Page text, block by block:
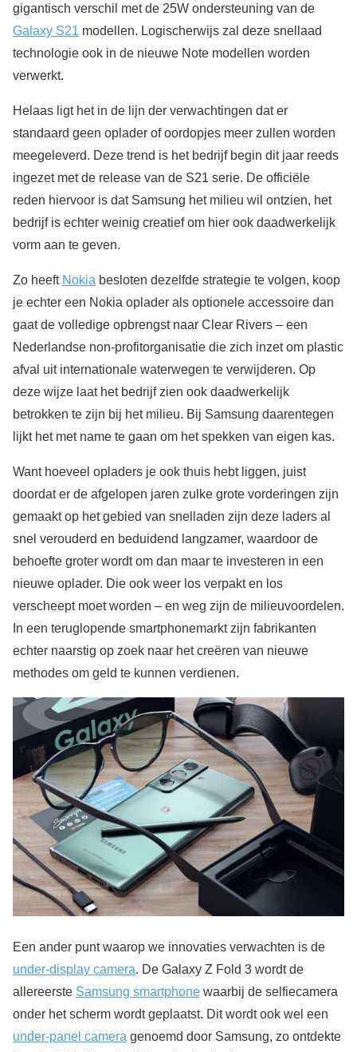
gigantisch verschil met de 25W ondersteuning van de
Galaxy S21 modellen. Logischerwijs zal deze snellaad
technologie ook in de nieuwe Note modellen worden
verwerkt.
Helaas ligt het in de lijn der verwachtingen dat er
standaard geen oplader of oordopjes meer zullen worden
meegeleverd. Deze trend is het bedrijf begin dit jaar reeds
ingezet met de release van de S21 serie. De officiële
reden hiervoor is dat Samsung het milieu wil ontzien, het
bedrijf is echter weinig creatief om hier ook daadwerkelijk
vorm aan te geven.
Zo heeft Nokia besloten dezelfde strategie te volgen, koop
je echter een Nokia oplader als optionele accessoire dan
gaat de volledige opbrengst naar Clear Rivers – een
Nederlandse non-profitorganisatie die zich inzet om plastic
afval uit internationale waterwegen te verwijderen. Op
deze wijze laat het bedrijf zien ook daadwerkelijk
betrokken te zijn bij het milieu. Bij Samsung daarentegen
lijkt het met name te gaan om het spekken van eigen kas.
Want hoeveel opladers je ook thuis hebt liggen, juist
doordat er de afgelopen jaren zulke grote vorderingen zijn
gemaakt op het gebied van snelladen zijn deze laders al
snel verouderd en beduidend langzamer, waardoor de
behoefte groter wordt om dan maar te investeren in een
nieuwe oplader. Die ook weer los verpakt en los
verscheept moet worden – en weg zijn de milieuvoordelen.
In een teruglopende smartphonemarkt zijn fabrikanten
echter naarstig op zoek naar het creëren van nieuwe
methodes om geld te kunnen verdienen.
Een ander punt waarop we innovaties verwachten is de
under-display camera. De Galaxy Z Fold 3 wordt de
allereerste Samsung smartphone waarbij de selfiecamera
onder het scherm wordt geplaatst. Dit wordt ook wel een
under-panel camera genoemd door Samsung, zo ontdekte